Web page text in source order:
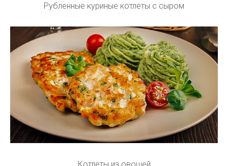
Рубленные куриные котлеты с сыром